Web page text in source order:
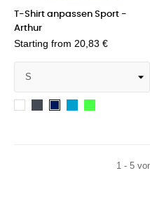
T-Shirt anpassen Sport -
Arthur
Starting from 20,83 €
1 - 5